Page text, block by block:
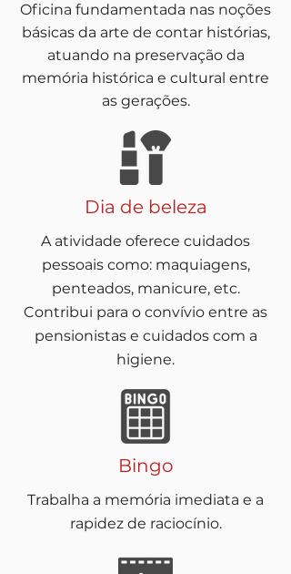
Oficina fundamentada nas noções
básicas da arte de contar histórias,
atuando na preservação da
memória histórica e cultural entre
as gerações.
Dia de beleza
A atividade oferece cuidados
pessoais como: maquiagens,
penteados, manicure, etc.
Contribui para o convívio entre as
pensionistas e cuidados com a
higiene.
Bingo
Trabalha a memória imediata e a
rapidez de raciocínio.